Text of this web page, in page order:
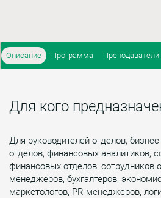
Описание Программа Преподаватели
Для кого
Для руководителей отделов,
отделов, финансовых аналитиков,
финансовых отделов, сотрудников
менеджеров, бухгалтеров,
маркетологов, PR-менеджеров,